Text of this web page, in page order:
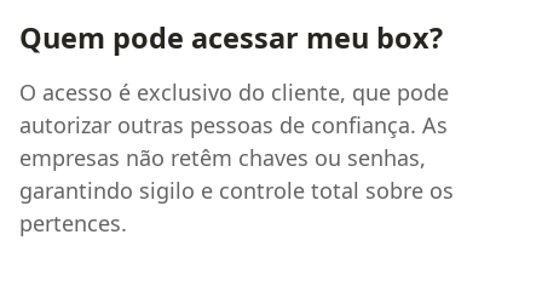
Quem pode acessar meu box?
O acesso é exclusivo do cliente, que pode
autorizar outras pessoas de confiança. As
empresas não retêm chaves ou senhas,
garantindo sigilo e controle total sobre os
pertences.